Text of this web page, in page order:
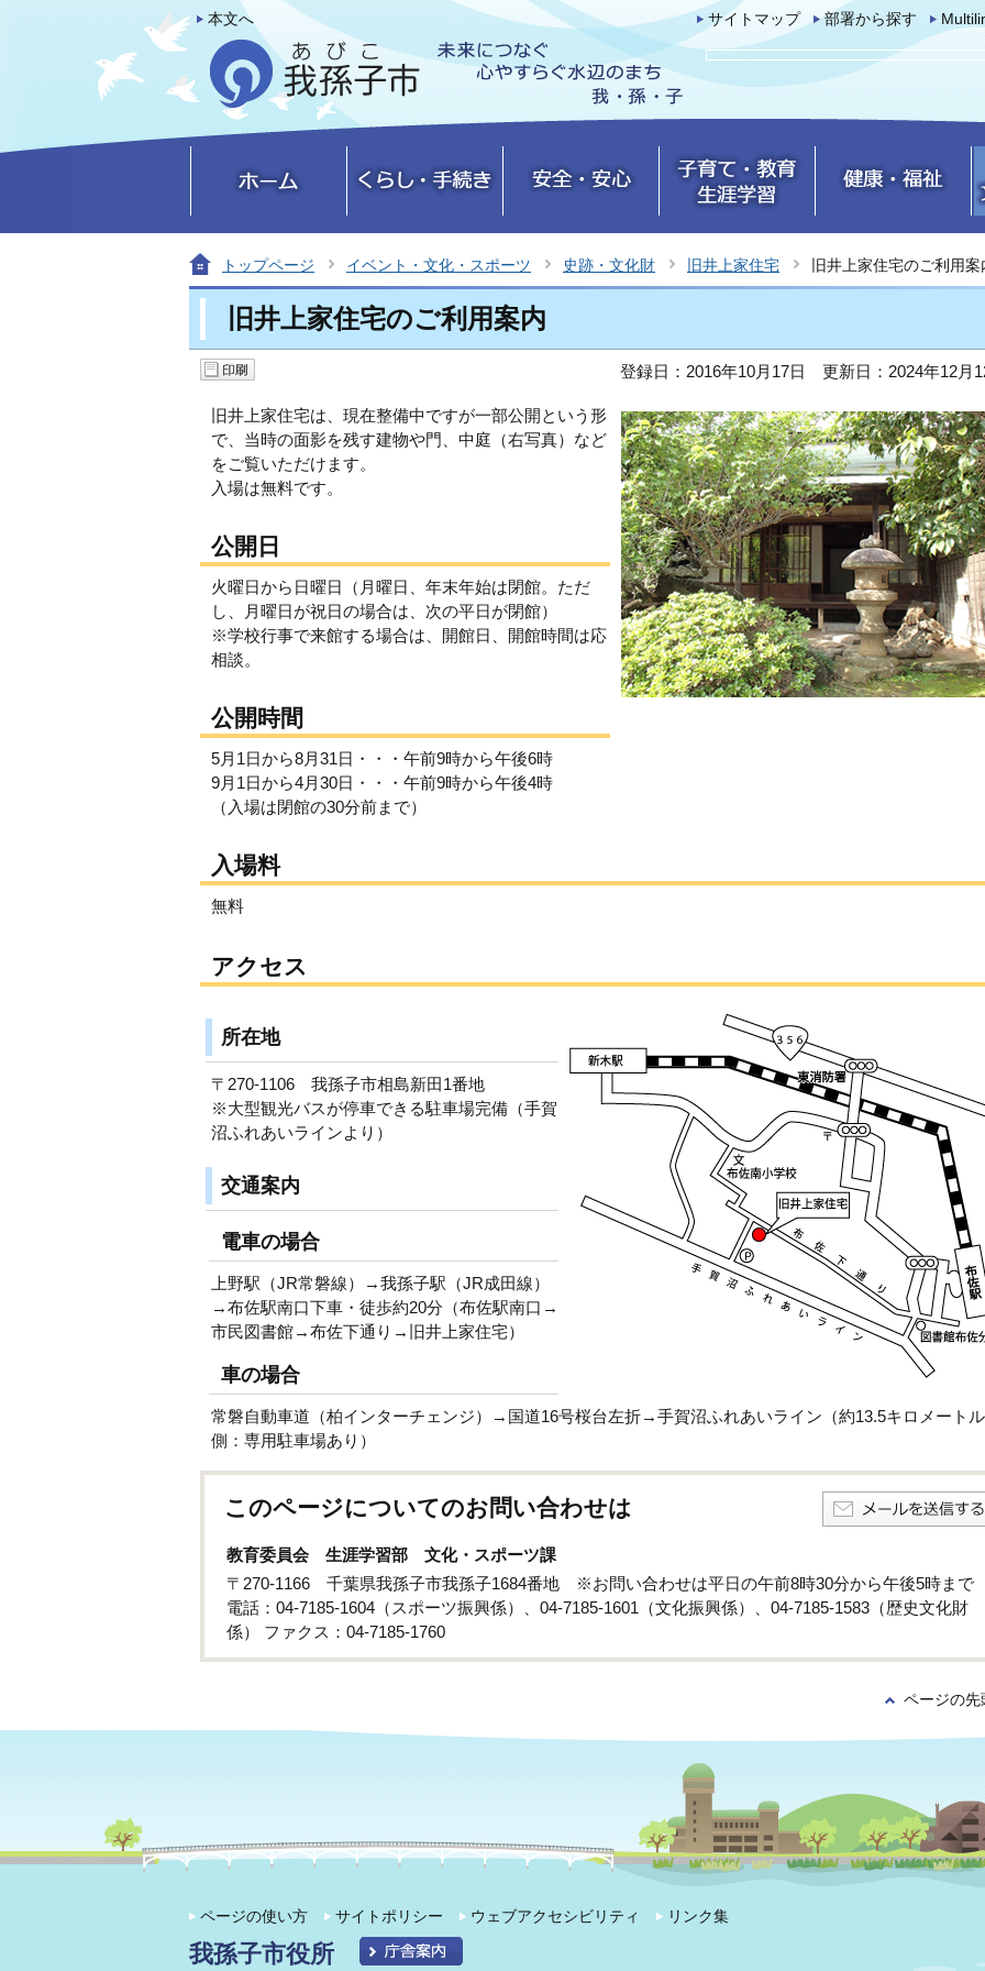
本文へ サイトマップ 部署から探す
トップページ イベント・文化・スポーツ 史跡・文化財 旧井上家住宅 旧井上家住宅のご利用案
旧井上家住宅のご利用案内
登録日：2016年10月17日 更新日：2024年12月
旧井上家住宅は、現在整備中ですが一部公開という形
で、当時の面影を残す建物や門、中庭（右写真）など
をご覧いただけます。
入場は無料です。
公開日
火曜日から日曜日（月曜日、年末年始は閉館。ただ
し、月曜日が祝日の場合は、次の平日が閉館）
※学校行事で来館する場合は、開館日、開館時間は応
相談。
公開時間
5月1日から8月31日・・・午前9時から午後6時
9月1日から4月30日・・・午前9時から午後4時
（入場は閉館の30分前まで）
入場料
無料
アクセス
所在地
〒270-1106 我孫子市相島新田1番地
※大型観光バスが停車できる駐車場完備（手賀
沼ふれあいラインより）
交通案内
電車の場合
上野駅（JR常磐線）→我孫子駅（JR成田線）
→布佐駅南口下車・徒歩約20分（布佐駅南口→
市民図書館→布佐下通り→旧井上家住宅）
車の場合
常磐自動車道（柏インターチェンジ）→国道16号桜台左折→手賀沼ふれあいライン（約13.5キロメート
側：専用駐車場あり）
このページについてのお問い合わせは
教育委員会 生涯学習部 文化・スポーツ課
〒270-1166 千葉県我孫子市我孫子1684番地 ※お問い合わせは平日の午前8時30分から午後5時まで
電話：04-7185-1604（スポーツ振興係）、04-7185-1601（文化振興係）、04-7185-1583（歴史文化財
係） ファクス：04-7185-1760
ページの先
ページの使い方 サイトポリシー ウェブアクセシビリティ リンク集
我孫子市役所